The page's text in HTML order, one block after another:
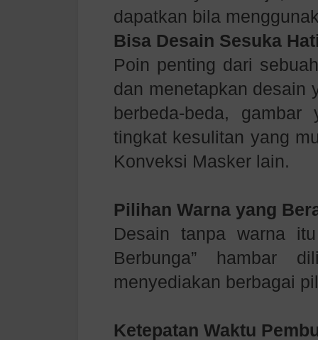
dapatkan bila
Bisa Desain Sesuka
Poin penting dari
dan menetapkan desain
berbeda-beda,
tingkat kesulitan yang
Konveksi Masker lain.
Pilihan Warna yang
Desain tanpa warna
Berbunga” hambar
menyediakan berbagai
Ketepatan Waktu